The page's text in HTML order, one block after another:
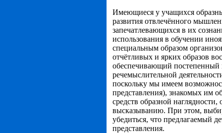
Имеющиеся у учащихся
развития отвлечённого
запечатлевающихся в их
использования в обучении
специальным образом
отчётливых и ярких образов
обеспечивающий постепенный
речемыслительной
поскольку мы имеем
представления), знакомых им
средств образной
высказыванию. При этом,
убедиться, что предлагаемый
представления.